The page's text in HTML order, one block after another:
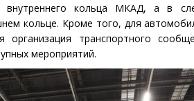
кольца МКАД, а в
кольце. Кроме того, для
организация транспортного
мероприятий.